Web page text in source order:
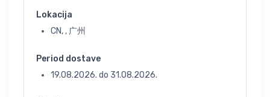
Lokacija
CN, , 广州
Period dostave
19.08.2026. do 31.08.2026.